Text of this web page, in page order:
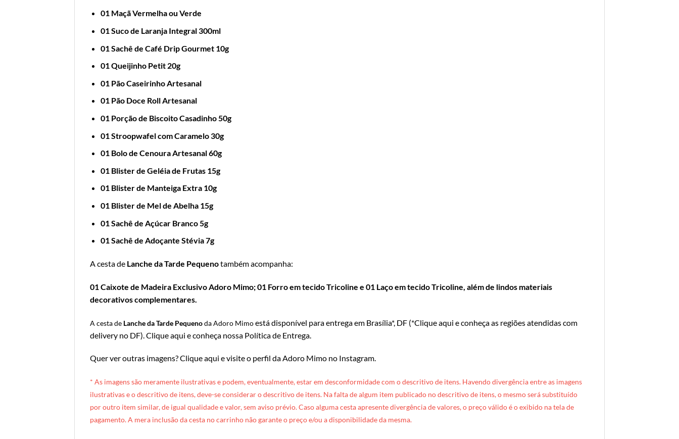
01 Maçã Vermelha ou Verde
01Suco de Laranja Integral 300ml
01 Sachê de Café Drip Gourmet 10g
01 Queijinho Petit 20g
01 Pão Caseirinho Artesanal
01 Pão Doce Roll Artesanal
01 Porção de Biscoito Casadinho 50g
01 Stroopwafel com Caramelo 30g
01 Bolo de Cenoura Artesanal 60g
01 Blister de Geléia de Frutas 15g
01 Blister de Manteiga Extra 10g
01 Blister de Mel de Abelha 15g
01 Sachê de Açúcar Branco 5g
01 Sachê de Adoçante Stévia 7g
A cesta de Lanche da Tarde Pequenotambém acompanha:
01 Caixote de Madeira Exclusivo Adoro Mimo; 01 Forro em tecido Tricoline e 01 Laço em tecido Tricoline, além de lindos materiais
decorativos complementares.
A cesta de Lanche da Tarde Pequenoda Adoro Mimoestá disponível para entrega em Brasília*, DF (*Clique aqui e conheça as regiões atendidas com
delivery no DF). Clique aqui e conheça nossa Política de Entrega
Quer ver outras imagens?Clique aqui e visite o perfil da Adoro Mimo no Instagram.
* As imagens são meramente ilustrativas e podem, eventualmente, estar em desconformidade com o descritivo de itens. Havendo divergência entre as imagens
ilustrativas e o descritivo de itens, deve-se considerar o descritivo de itens. Na falta de algum item publicado no descritivo de itens, o mesmo será substituído
por outro item similar, de igual qualidade e valor, sem aviso prévio. Caso alguma cesta apresente divergência de valores, o preço válido é o exibido na tela de
pagamento. A mera inclusão da cesta no carrinho não garante o preço e/ou a disponibilidade da mesma.